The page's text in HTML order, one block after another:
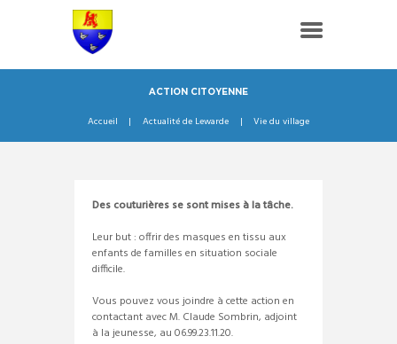
ACTION CITOYENNE
Accueil Actualité de Lewarde Vie du village
Des couturières se sont mises à la tâche.
Leur but : offrir des masques en tissu aux
enfants de familles en situation sociale
difficile.
Vous pouvez vous joindre à cette action en
contactant avec M. Claude Sombrin, adjoint
à la jeunesse, au 06.99.23.11.20.